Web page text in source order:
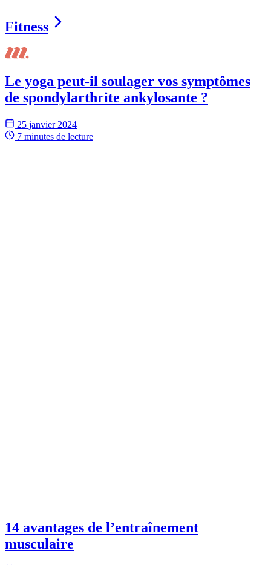
Fitness
Le yoga peut-il soulager vos symptômes
de spondylarthrite ankylosante ?
25 janvier 2024
7 minutes de lecture
14 avantages de l’entraînement
musculaire